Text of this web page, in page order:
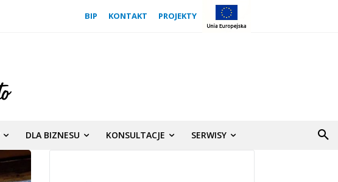
BIP KONTAKT PROJEKTY
DLA BIZNESU KONSULTACJE SERWISY